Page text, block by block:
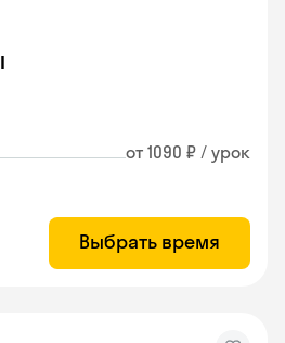
от 1090 ₽ / урок
Выбрать время